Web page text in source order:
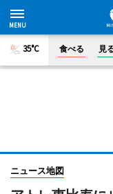
35°C 食べる 見
ニュース地図